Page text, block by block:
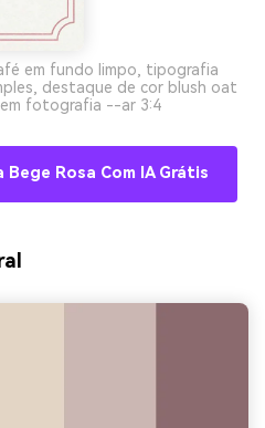
em fundo limpo, tipografia
destaque de cor blush oat
fotografia --ar 3:4
Rosa Com IA Grátis